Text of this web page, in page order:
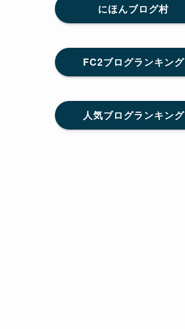
にほんブログ村
FC2ブログランキング
人気ブログランキング